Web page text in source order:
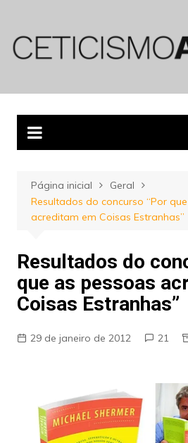
conteúdo
Página inicial
Geral
Resultados do concurso “Por
acreditam em Coisas Estranhas”
Resultados do
que as pessoas
Coisas Estranhas”
29 de janeiro de 2012 21